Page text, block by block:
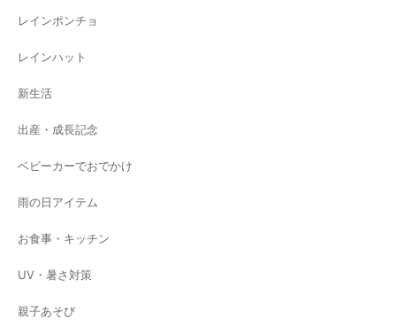
レインポンチョ
レインハット
新生活
出産・成長記念
ベビーカーでおでかけ
雨の日アイテム
お食事・キッチン
UV・暑さ対策
親子あそび